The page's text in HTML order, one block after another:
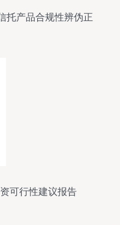
托产品合规性辨伪正
可行性建议报告